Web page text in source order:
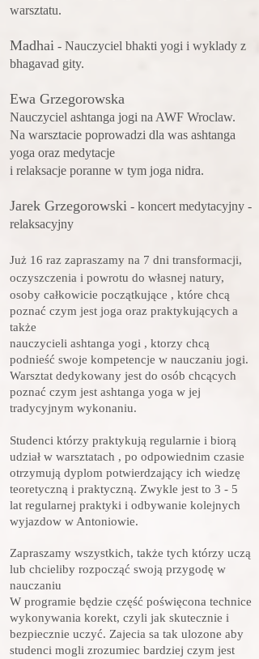
warsztatu.
Madhai - Nauczyciel bhakti yogi i wyklady z
bhagavad gity.
Ewa Grzegorowska
Nauczyciel ashtanga jogi na AWF Wroclaw.
Na warsztacie poprowadzi dla was ashtanga
yoga oraz medytacje
i relaksacje poranne w tym joga nidra.
Jarek Grzegorowski - koncert medytacyjny -
relaksacyjny
Już 16 raz zapraszamy na 7 dni transformacji,
oczyszczenia i powrotu do własnej natury,
osoby całkowicie początkujące , które chcą
poznać czym jest joga oraz praktykujących a
także
nauczycieli ashtanga yogi , ktorzy chcą
podnieść swoje kompetencje w nauczaniu jogi.
Warsztat dedykowany jest do osób chcących
poznać czym jest ashtanga yoga w jej
tradycyjnym wykonaniu.
Studenci którzy praktykują regularnie i biorą
udział w warsztatach , po odpowiednim czasie
otrzymują dyplom potwierdzający ich wiedzę
teoretyczną i praktyczną. Zwykle jest to 3 - 5
lat regularnej praktyki i odbywanie kolejnych
wyjazdow w Antoniowie.
Zapraszamy wszystkich, także tych którzy uczą
lub chcieliby rozpocząć swoją przygodę w
nauczaniu
W programie będzie część poświęcona technice
wykonywania korekt, czyli jak skutecznie i
bezpiecznie uczyć. Zajecia sa tak ulozone aby
studenci mogli zrozumiec bardziej czym jest